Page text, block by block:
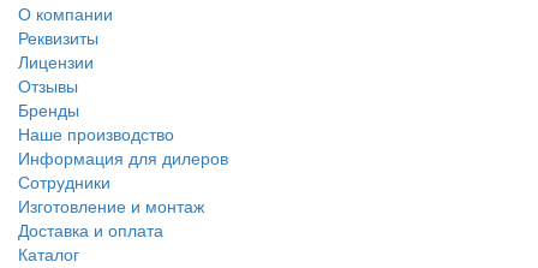
О компании
Реквизиты
Лицензии
Отзывы
Бренды
Наше производство
Информация для дилеров
Сотрудники
Изготовление и монтаж
Доставка и оплата
Каталог